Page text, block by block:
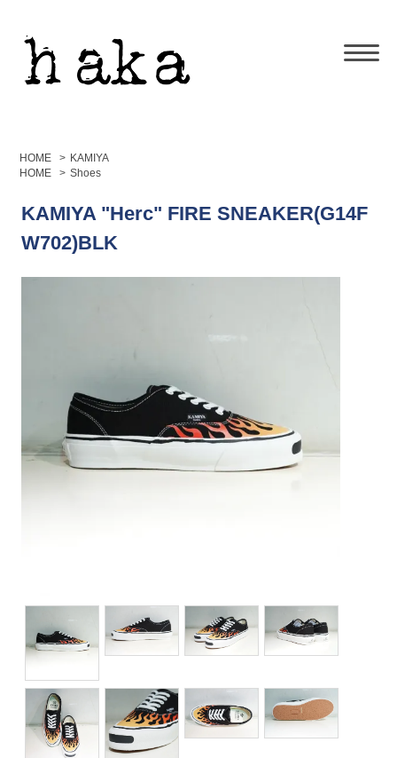
HOME > KAMIYA
HOME
> Shoes
KAMIYA "Herc" FIRE SNEAKER(G14F
W702)BLK